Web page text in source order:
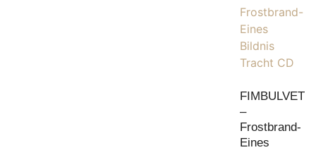
FIMBULVET
–
Frostbrand-
Eines